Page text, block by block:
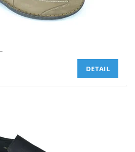
DETAIL